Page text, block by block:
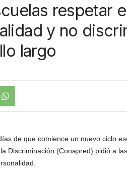
respetar
y no
largo
de que comience un nuevo ciclo
Discriminación (Conapred) pidió a